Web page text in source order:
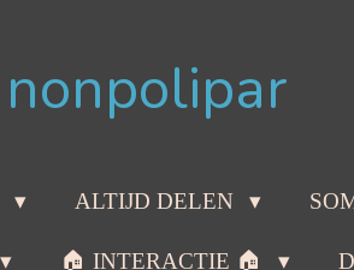
nonpolipar
ALTIJD DELEN
🏠 INTERACTIE 🏠